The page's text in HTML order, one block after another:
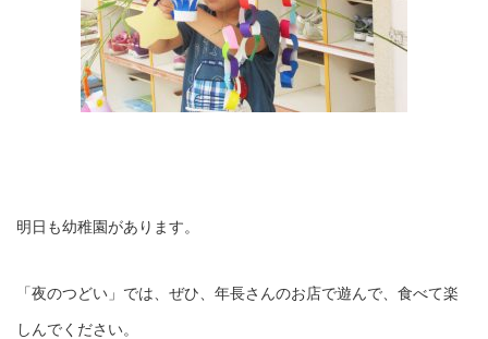
明日も幼稚園があります。
「夜のつどい」では、ぜひ、年長さんのお店で遊んで、食べて楽
しんでください。